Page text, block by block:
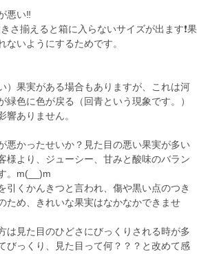
悪い‼️
さ揃えると箱に入らないサイズが出ます❗果
ないようにするためです。
）果実がある場合もありますが、これは河
緑色に色が戻る（回青という現象です。）
響ありません。
悪かったせいか？見た目の悪い果実が多い
様より、ジューシー、甘みと酸味のバラン
。m(__)m
引くかんきつと言われ、傷や黒い点のつき
ため、きれいな果実はなかなかできませ
は見た目のひどさにびっくりされる時が多
びっくり、見た目って何？？？と改めて感